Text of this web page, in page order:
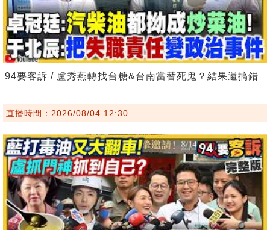
94要客訴 / 盧秀燕轉找台糖&台南當替死鬼？結果還搞錯
直播時間：2026/08/04 12:30